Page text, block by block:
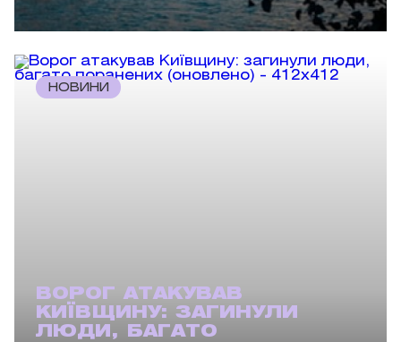
НОВИНИ
ВОРОГ АТАКУВАВ
КИЇВЩИНУ: ЗАГИНУЛИ
ЛЮДИ, БАГАТО